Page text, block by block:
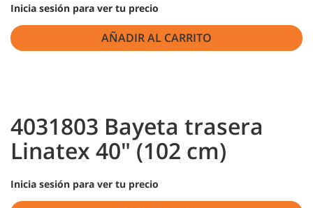
Inicia sesión para ver tu precio
AÑADIR AL CARRITO
4031803 Bayeta trasera
Linatex 40" (102 cm)
Inicia sesión para ver tu precio